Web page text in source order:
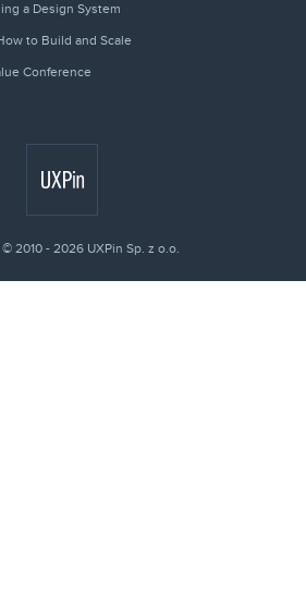
a Design System
to Build and Scale
Conference
© 2010 - 2026 UXPin Sp. z o.o.